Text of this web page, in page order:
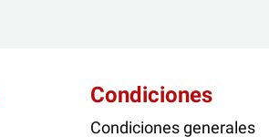
Condiciones
Condiciones generales